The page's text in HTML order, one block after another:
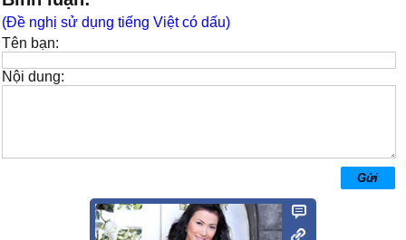
(Đề nghị sử dụng tiếng Việt có dấu)
Tên bạn:
Nội dung: